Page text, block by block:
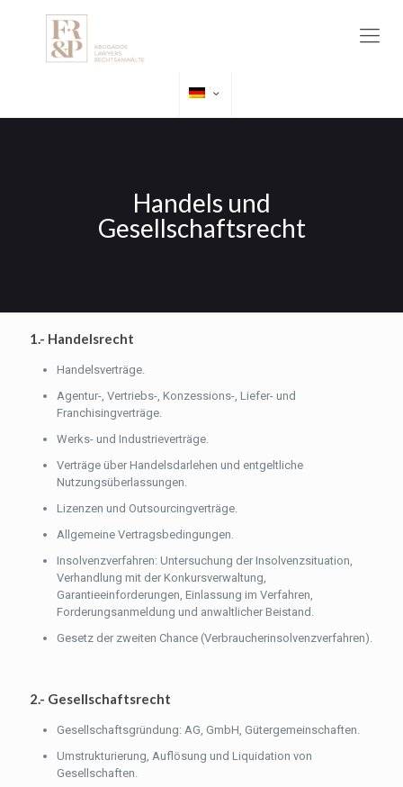
Handels und
Gesellschaftsrecht
1.- Handelsrecht
Handelsverträge.
Agentur-, Vertriebs-, Konzessions-, Liefer- und
Franchisingverträge.
Werks- und Industrieverträge.
Verträge über Handelsdarlehen und entgeltliche
Nutzungsüberlassungen.
Lizenzen und Outsourcingverträge.
Allgemeine Vertragsbedingungen.
Insolvenzverfahren: Untersuchung der Insolvenzsituation,
Verhandlung mit der Konkursverwaltung,
Garantieeinforderungen, Einlassung im Verfahren,
Forderungsanmeldung und anwaltlicher Beistand.
Gesetz der zweiten Chance (Verbraucherinsolvenzverfahren).
2.- Gesellschaftsrecht
Gesellschaftsgründung: AG, GmbH, Gütergemeinschaften.
Umstrukturierung, Auflösung und Liquidation von
Gesellschaften.